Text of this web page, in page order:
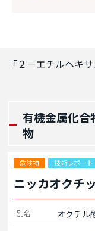
「 ２－エチルヘキ
有機金属化合
物
危険物 技術レポート
ニッカオクチ
別名 オクチル